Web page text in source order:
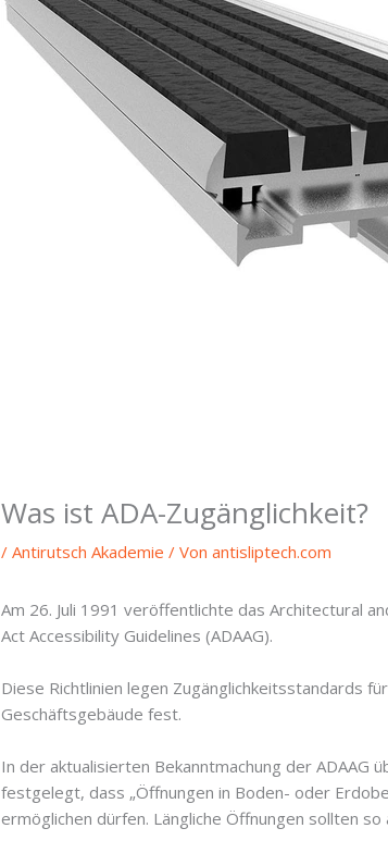
Was ist ADA-Zugänglichkeit?
/Antirutsch Akademie / Vonantisliptech.com
Am 26. Juli 1991 veröffentlichte das Architectural
Act Accessibility Guidelines (ADAAG).
Diese Richtlinien legen Zugänglichkeitsstandards
Geschäftsgebäude fest.
In der aktualisierten Bekanntmachung der
festgelegt, dass „Öffnungen in Boden- oder
ermöglichen dürfen. Längliche Öffnungen sollten